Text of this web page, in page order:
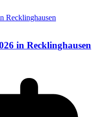
in Recklinghausen